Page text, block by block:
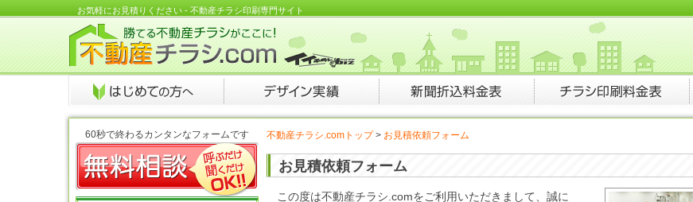
お気軽にお見積りください - 不動産チラシ印刷専門サイト
不動産チラシ.comトップ> お見積依頼フォーム
お見積依頼フォーム
この度は不動産チラシ.comをご利用いただきまして、誠に
60秒で終わるカンタンなフォームです